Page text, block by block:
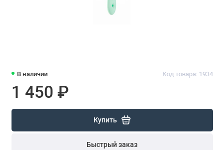
В наличии Код товара: 1934
1 450 ₽
Купить
Быстрый заказ